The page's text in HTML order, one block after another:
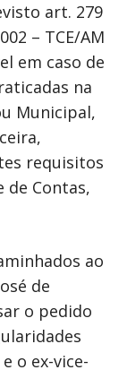
art. 279
– TCE/AM
em caso de
na
Municipal,
requisitos
de Contas,
ao
de
o pedido
o ex-vice-